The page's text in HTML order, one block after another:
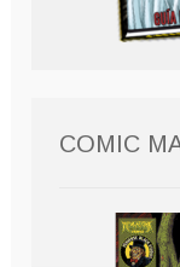
COMIC